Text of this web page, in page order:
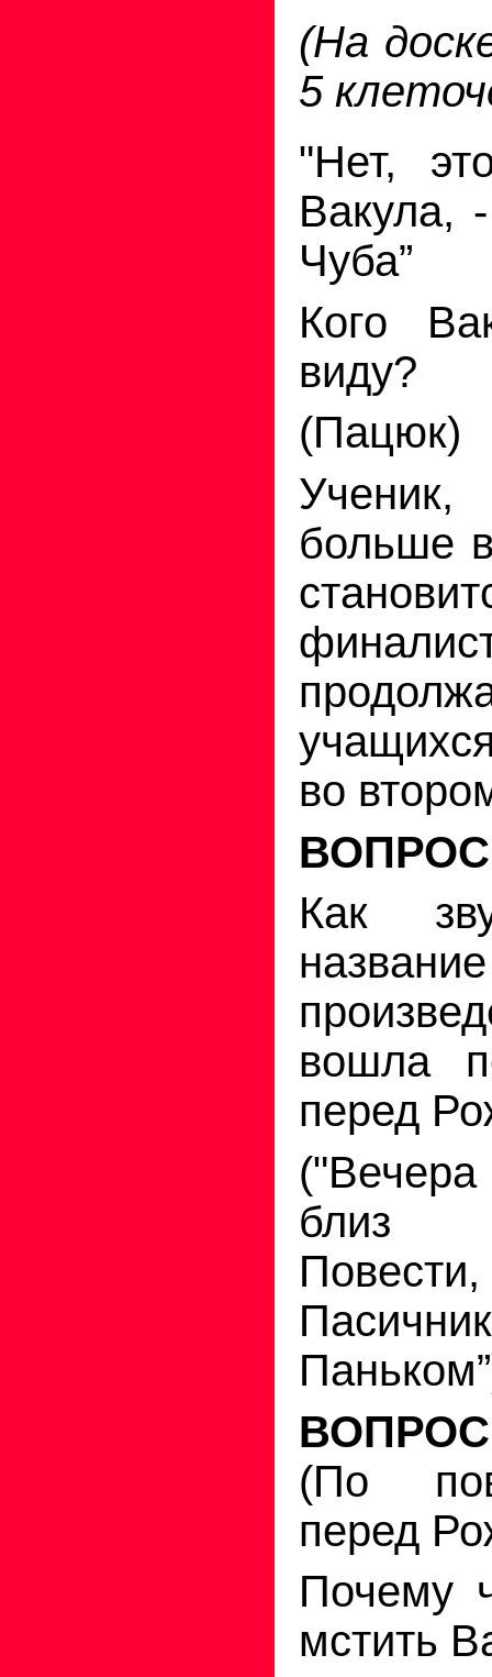
(На
5
"Нет,
Вакула,
Чуба”
Кого
виду?
(Пацюк)
больше
во
Как
название
вошла
перед
близ
(По
перед
Почему
мстить